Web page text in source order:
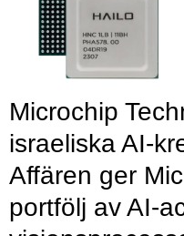
Microchip
israeliska AI-
Affären ger
portfölj av AI-